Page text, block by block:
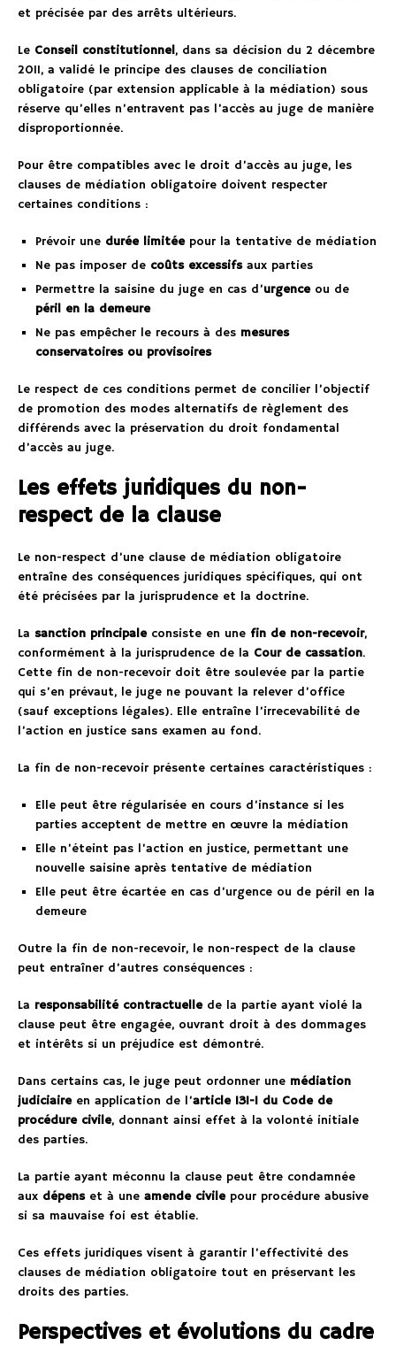
et précisée par des arrêts ultérieurs.
Le Conseil constitutionnel, dans sa décision du 2 décembre
2011, a validé le principe des clauses de conciliation
obligatoire (par extension applicable à la médiation) sous
réserve qu’elles n’entravent pas l’accès au juge de manière
disproportionnée.
Pour être compatibles avec le droit d’accès au juge, les
clauses de médiation obligatoire doivent respecter
certaines conditions :
Prévoir une durée limitéepour la tentative de médiation
Ne pas imposer de coûts excessifsaux parties
Permettre la saisine du juge en cas d’urgenceou de
péril en la demeure
Ne pas empêcher le recours à des mesures
conservatoires ou provisoires
Le respect de ces conditions permet de concilier l’objectif
de promotion des modes alternatifs de règlement des
différends avec la préservation du droit fondamental
d’accès au juge.
Les effets juridiques du non-
respect de la clause
Le non-respect d’une clause de médiation obligatoire
entraîne des conséquences juridiques spécifiques, qui ont
été précisées par la jurisprudence et la doctrine.
La sanction principaleconsiste en une fin de non-recevoir,
conformément à la jurisprudence de la Cour de cassation.
Cette fin de non-recevoir doit être soulevée par la partie
qui s’en prévaut, le juge ne pouvant la relever d’office
(sauf exceptions légales). Elle entraîne l’irrecevabilité de
l’action en justice sans examen au fond.
La fin de non-recevoir présente certaines caractéristiques :
Elle peut être régularisée en cours d’instance si les
parties acceptent de mettre en œuvre la médiation
Elle n’éteint pas l’action en justice, permettant une
nouvelle saisine après tentative de médiation
Elle peut être écartée en cas d’urgence ou de péril en la
demeure
Outre la fin de non-recevoir, le non-respect de la clause
peut entraîner d’autres conséquences :
La responsabilité contractuellede la partie ayant violé la
clause peut être engagée, ouvrant droit à des dommages
et intérêts si un préjudice est démontré.
Dans certains cas, le juge peut ordonner une médiation
judiciaireen application de l’article 131-1 du Code de
procédure civile, donnant ainsi effet à la volonté initiale
des parties.
La partie ayant méconnu la clause peut être condamnée
aux dépenset à une amende civilepour procédure abusive
si sa mauvaise foi est établie.
Ces effets juridiques visent à garantir l’effectivité des
clauses de médiation obligatoire tout en préservant les
droits des parties.
Perspectives et évolutions du cadre